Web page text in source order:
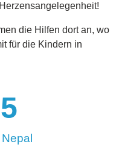
die Hilfen dort an, wo
für die Kindern in